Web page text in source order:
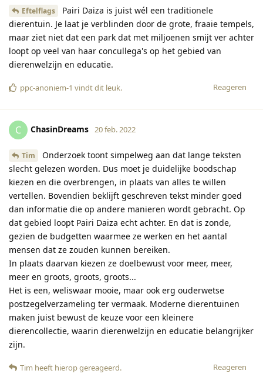
Eftelflags
Pairi Daiza is juist wél een traditionele
dierentuin. Je laat je verblinden door de grote, fraaie tempels,
maar ziet niet dat een park dat met miljoenen smijt ver achter
loopt op veel van haar concullega's op het gebied van
dierenwelzijn en educatie.
Reageren
ppc-anoniem-1 vindt dit leuk.
C ChasinDreams 20 feb. 2022
Tim
Onderzoek toont simpelweg aan dat lange teksten
slecht gelezen worden. Dus moet je duidelijke boodschap
kiezen en die overbrengen, in plaats van alles te willen
vertellen. Bovendien beklijft geschreven tekst minder goed
dan informatie die op andere manieren wordt gebracht. Op
dat gebied loopt Pairi Daiza echt achter. En dat is zonde,
gezien de budgetten waarmee ze werken en het aantal
mensen dat ze zouden kunnen bereiken.
In plaats daarvan kiezen ze doelbewust voor meer, meer,
meer en groots, groots, groots...
Het is een, weliswaar mooie, maar ook erg ouderwetse
postzegelverzameling ter vermaak. Moderne dierentuinen
maken juist bewust de keuze voor een kleinere
dierencollectie, waarin dierenwelzijn en educatie belangrijker
zijn.
Reageren
Tim heeft hierop gereageerd.